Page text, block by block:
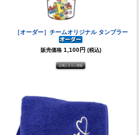
［オーダー］チームオリジナル タンブラー
販売価格 1,100円 (税込)